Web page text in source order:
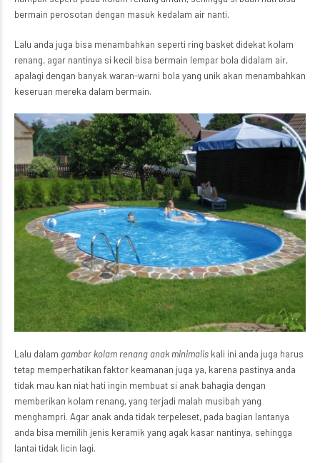
bermain perosotan dengan masuk kedalam air nanti.
Lalu anda juga bisa menambahkan seperti ring basket didekat kolam
renang, agar nantinya si kecil bisa bermain lempar bola didalam air,
apalagi dengan banyak waran-warni bola yang unik akan menambahkan
keseruan mereka dalam bermain.
Lalu dalam gambar kolam renang anak minimalis kali ini anda juga harus
tetap memperhatikan faktor keamanan juga ya, karena pastinya anda
tidak mau kan niat hati ingin membuat si anak bahagia dengan
memberikan kolam renang, yang terjadi malah musibah yang
menghampri. Agar anak anda tidak terpeleset, pada bagian lantanya
anda bisa memilih jenis keramik yang agak kasar nantinya, sehingga
lantai tidak licin lagi.